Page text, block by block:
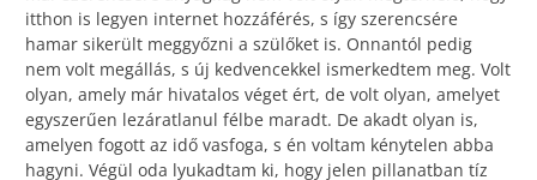
itthon is legyen internet hozzáférés, s így szerencsére
hamar sikerült meggyőzni a szülőket is. Onnantól pedig
nem volt megállás, s új kedvencekkel ismerkedtem meg. Volt
olyan, amely már hivatalos véget ért, de volt olyan, amelyet
egyszerűen lezáratlanul félbe maradt. De akadt olyan is,
amelyen fogott az idő vasfoga, s én voltam kénytelen abba
hagyni. Végül oda lyukadtam ki, hogy jelen pillanatban tíz